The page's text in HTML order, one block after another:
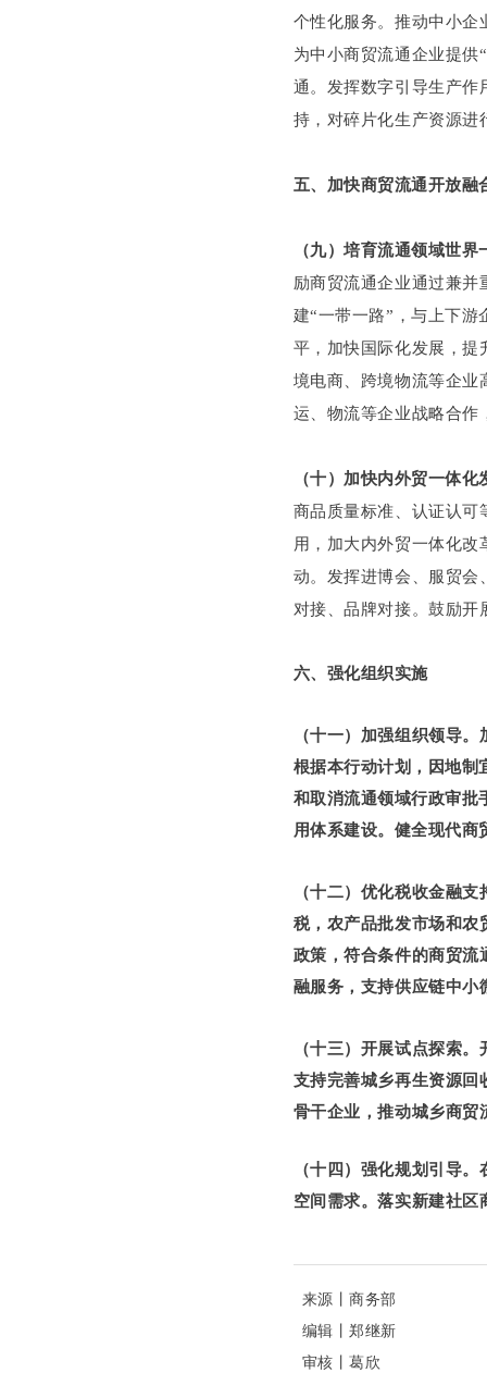
个性化服务。推动中小企
为中小商贸流通企业提供
通。发挥数字引导生产作
持，对碎片化生产资源进
五、加快商贸流通开放融
（九）培育流通领域世界
励商贸流通企业通过兼
建“一带一路”，与上下
平，加快国际化发展，提
境电商、跨境物流等企业
运、物流等企业战略合作
（十）加快内外贸一体化
商品质量标准、认证认可
用，加大内外贸一体化
动。发挥进博会、服贸会
对接、品牌对接。鼓励
六、强化组织实施
（十一）加强组织领导。
根据本行动计划，因地制
和取消流通领域行政审批
用体系建设。健全现代
（十二）优化税收金融支
税，农产品批发市场和农
政策，符合条件的商贸流
融服务，支持供应链中小
（十三）开展试点探索。
支持完善城乡再生资源回
骨干企业，推动城乡商贸
（十四）强化规划引导。
空间需求。落实新建社
来源丨商务部
编辑丨 郑继新
审核丨 葛欣